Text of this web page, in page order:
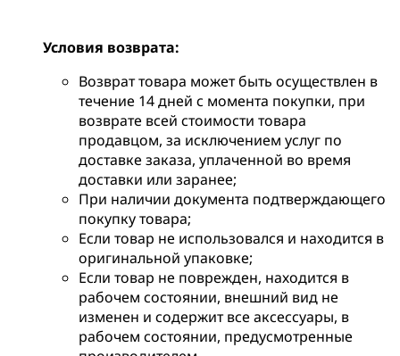
Условия возврата:
Возврат товара может быть осуществлен в
течение 14 дней с момента покупки, при
возврате всей стоимости товара
продавцом, за исключением услуг по
доставке заказа, уплаченной во время
доставки или заранее;
При наличии документа подтверждающего
покупку товара;
Если товар не использовался и находится в
оригинальной упаковке;
Если товар не поврежден, находится в
рабочем состоянии, внешний вид не
изменен и содержит все аксессуары, в
рабочем состоянии, предусмотренные